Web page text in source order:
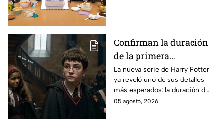
Confirman la duración
de la primera
temporada de Harry
Potter y emocionará a
los fans de los libros
La nueva serie de Harry Potter
ya reveló uno de sus detalles
más esperados: la duración de
la primera temporada basada
05 agosto, 2026